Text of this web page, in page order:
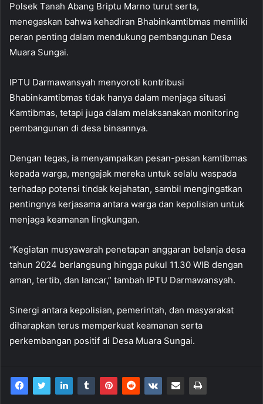
Polsek Tanah Abang Briptu Marno turut serta,
menegaskan bahwa kehadiran Bhabinkamtibmas memiliki
peran penting dalam mendukung pembangunan Desa
Muara Sungai.
IPTU Darmawansyah menyoroti kontribusi
Bhabinkamtibmas tidak hanya dalam menjaga situasi
Kamtibmas, tetapi juga dalam melaksanakan monitoring
pembangunan di desa binaannya.
Dengan tegas, ia menyampaikan pesan-pesan kamtibmas
kepada warga, mengajak mereka untuk selalu waspada
terhadap potensi tindak kejahatan, sambil mengingatkan
pentingnya kerjasama antara warga dan kepolisian untuk
menjaga keamanan lingkungan.
“Kegiatan musyawarah penetapan anggaran belanja desa
tahun 2024 berlangsung hingga pukul 11.30 WIB dengan
aman, tertib, dan lancar,” tambah IPTU Darmawansyah.
Sinergi antara kepolisian, pemerintah, dan masyarakat
diharapkan terus memperkuat keamanan serta
perkembangan positif di Desa Muara Sungai.